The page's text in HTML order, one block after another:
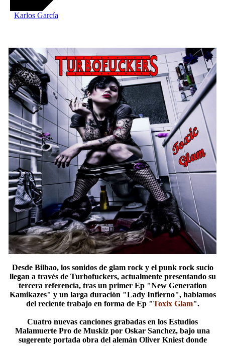
Karlos García
Desde Bilbao, los sonidos de glam rock y el punk rock sucio
llegan a través de Turbofuckers, actualmente presentando su
tercera referencia, tras un primer Ep "New Generation
Kamikazes" y un larga duración "Lady Infierno", hablamos
del reciente trabajo en forma de Ep "Toxix Glam".
Cuatro nuevas canciones grabadas en los Estudios
Malamuerte Pro de Muskiz por Oskar Sanchez, bajo una
sugerente portada obra del alemán Oliver Kniest donde